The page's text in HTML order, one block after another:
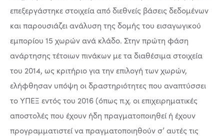
επεξεργάστηκε στοιχεία από διεθνείς βάσεις δεδομένων
και παρουσιάζει ανάλυση της δομής του εισαγωγικού
εμπορίου 15 χωρών ανά κλάδο. Στην πρώτη φάση
ανάρτησης τέτοιων πινάκων με τα διαθέσιμα στοιχεία
του 2014, ως κριτήριο για την επιλογή των χωρών,
ελήφθησαν υπόψη οι δραστηριότητες που αναπτύσσει
το ΥΠΕΞ εντός του 2016 (όπως π.χ. οι επιχειρηματικές
αποστολές που έχουν ήδη πραγματοποιηθεί ή έχουν
προγραμματιστεί να πραγματοποιηθούν σ’ αυτές τις